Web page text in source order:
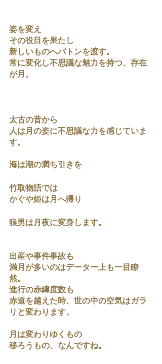
姿を変え
その役目を果たし
新しいものへバトンを渡す。
常に変化し不思議な魅力を持つ、存在
が月。
太古の昔から
人は月の姿に不思議な力を感じていま
す。
海は潮の満ち引きを
竹取物語では
かぐや姫は月へ帰り
狼男は月夜に変身します。
出産や事件事故も
満月が多いのはデーター上も一目瞭
然。
進行の赤緯度数も
赤道を越えた時、世の中の空気はガラ
リと変わります。
月は変わりゆくもの
移ろうもの、なんですね。